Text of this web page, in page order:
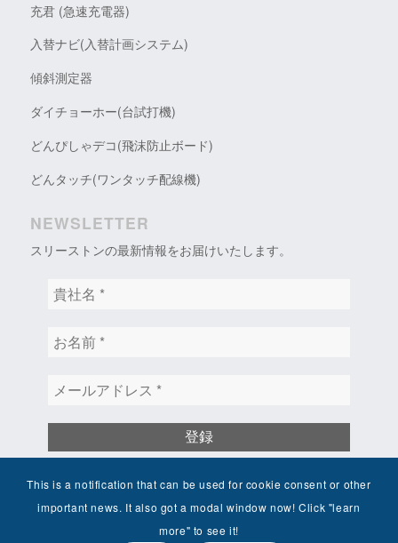
充君 (急速充電器)
入替ナビ(入替計画システム)
傾斜測定器
ダイチョーホー(台試打機)
どんぴしゃデコ(飛沫防止ボード)
どんタッチ(ワンタッチ配線機)
NEWSLETTER
スリーストンの最新情報をお届けいたします。
貴
社
お
名
ー
ル
ド
ス
* 日本語 English
This is a notification that can be used for cookie consent or other
important news. It also got a modal window now! Click "learn
more" to see it!